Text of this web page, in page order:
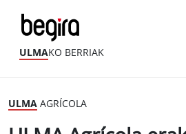
ULMAKO BERRIAK
ULMA AGRÍCOLA